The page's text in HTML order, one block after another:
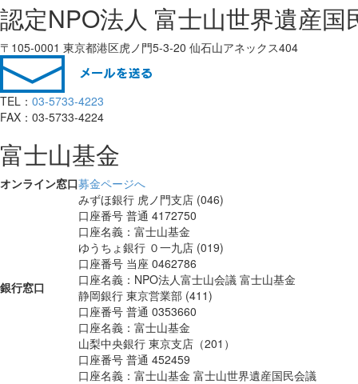
認定NPO法人 富士山世界遺産国
〒105-0001 東京都港区虎ノ門5-3-20 仙石山アネックス404
TEL： 03-5733-4223
FAX：03-5733-4224
富士山基金
オンライン窓口募金ページへ
銀行窓口
みずほ銀行 虎ノ門支店 (046)
口座番号 普通 4172750
口座名義：富士山基金
ゆうちょ銀行 ０一九店 (019)
口座番号 当座 0462786
口座名義：NPO法人富士山会議 富士山基金
静岡銀行 東京営業部 (411)
口座番号 普通 0353660
口座名義：富士山基金
山梨中央銀行 東京支店（201）
口座番号 普通 452459
口座名義：富士山基金 富士山世界遺産国民会議